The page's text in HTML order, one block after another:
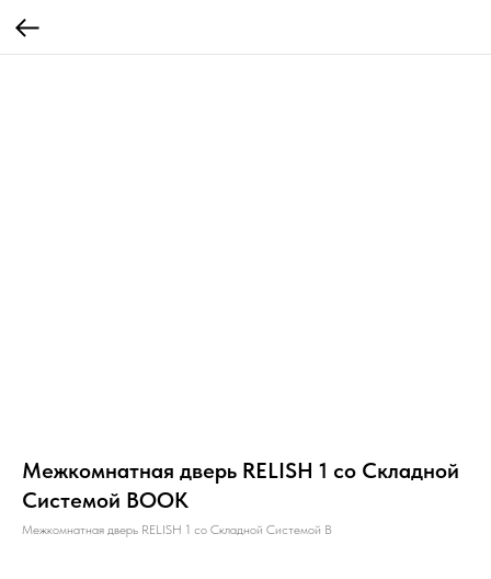
Межкомнатная дверь RELISH 1 со Складной
Системой BOOK
Межкомнатная дверь RELISH 1 со Складной Системой B